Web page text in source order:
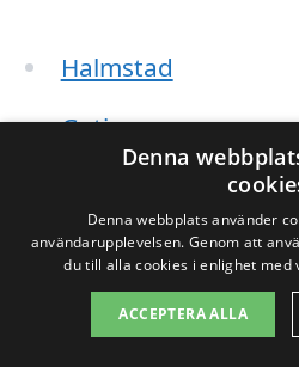
Halmstad
Getinge
Simlångsdalen
Laholm
Övraby
Denna
Denna webbplats använder
användarupplevelsen. Genom att
du till alla cookies i enlighet med
ACCEPTERA ALLA